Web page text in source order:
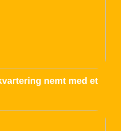
nemt med et